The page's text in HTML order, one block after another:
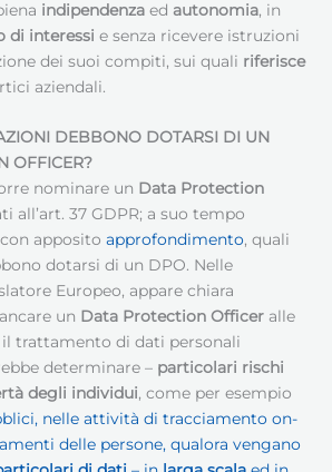
indipendenza ed autonomia, in
di interessi e senza ricevere istruzioni
dei suoi compiti, sui quali riferisce
aziendali.
DEBBONO DOTARSI DI UN
OFFICER?
nominare un Data Protection
all’art. 37 GDPR; a suo tempo
apposito approfondimento, quali
dotarsi di un DPO. Nelle
Europeo, appare chiara
un Data Protection Officer alle
il trattamento di dati personali
determinare – particolari rischi
degli individui, come per esempio
nelle attività di tracciamento on-
delle persone, qualora vengano